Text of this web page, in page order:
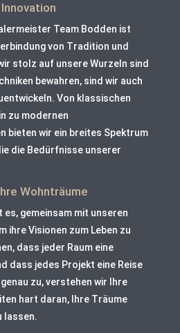
Team Bodden ist
von Tradition und
stolz auf unsere Wurzeln sind
bewahren, sind wir auch
Von klassischen
zu modernen
bieten wir ein breites Spektrum
die Bedürfnisse unserer
Wohnträume
es, gemeinsam mit unseren
ihre Visionen zum Leben zu
dass jeder Raum eine
dass jedes Projekt eine Reise
zu, verstehen wir Ihre
hart daran, Ihre Träume
lassen.